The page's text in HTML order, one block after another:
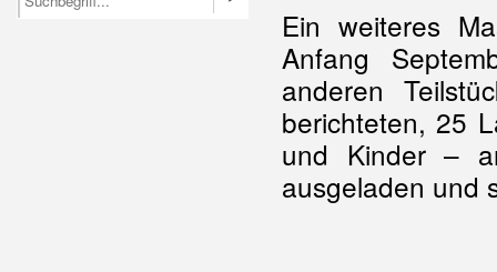
Ein weiteres
Anfang
anderen
berichteten, 25
und Kinder –
ausgeladen und